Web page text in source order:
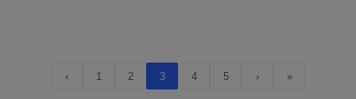
‹ 1 2 3 4 5 › »